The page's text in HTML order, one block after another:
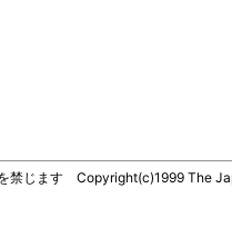
禁じます Copyright(c)1999 The